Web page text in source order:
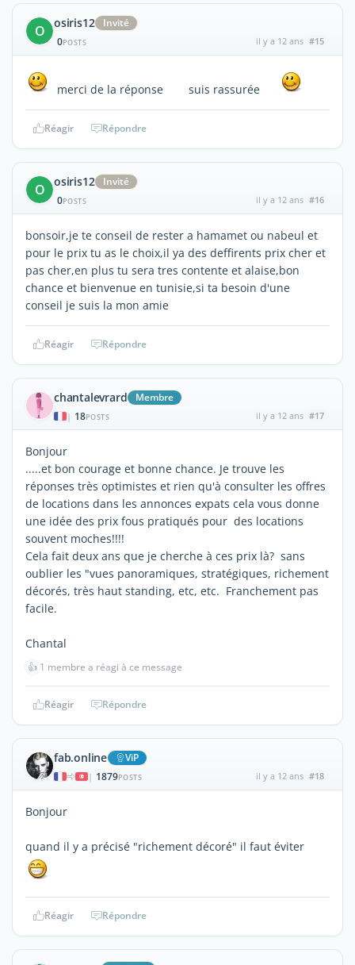
O osiris12
Invité
0POSTS il y a 12 ans #15
merci de la réponse suis rassurée
Réagir Répondre
O osiris12
Invité
0POSTS il y a 12 ans #16
bonsoir,je te conseil de rester a hamamet ou nabeul et
pour le prix tu as le choix,il ya des deffirents prix cher et
pas cher,en plus tu sera tres contente et alaise,bon
chance et bienvenue en tunisie,si ta besoin d'une
conseil je suis la mon amie
Réagir Répondre
chantalevrard Membre
| 18POSTS il y a 12 ans #17
Bonjour
.....et bon courage et bonne chance. Je trouve les
réponses très optimistes et rien qu'à consulter les offres
de locations dans les annonces expats cela vous donne
une idée des prix fous pratiqués pour des locations
souvent moches!!!!
Cela fait deux ans que je cherche à ces prix là? sans
oublier les "vues panoramiques, stratégiques, richement
décorés, très haut standing, etc, etc. Franchement pas
facile.
Chantal
👍 1 membre a réagi à ce message
Réagir Répondre
fab.online ViP
| 1879POSTS il y a 12 ans #18
Bonjour
quand il y a précisé "richement décoré" il faut éviter
Réagir Répondre